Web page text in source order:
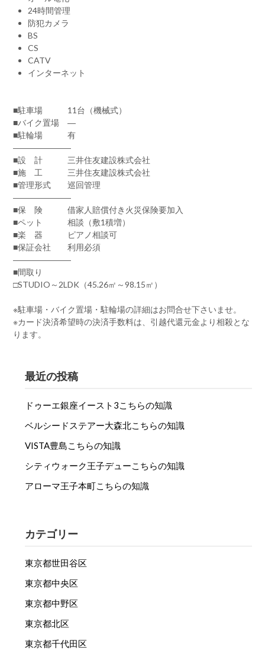
24時間管理
防犯カメラ
BS
CS
CATV
インターネット
■駐車場 11台（機械式）
■バイク置場 ―
■駐輪場 有
―――――――
■設 計 三井住友建設株式会社
■施 工 三井住友建設株式会社
■管理形式 巡回管理
―――――――
■保 険 借家人賠償付き火災保険要加入
■ペット 相談（敷1積増）
■楽 器 ピアノ相談可
■保証会社 利用必須
―――――――
■間取り
□STUDIO～2LDK（45.26㎡～98.15㎡）
※駐車場・バイク置場・駐輪場の詳細はお問合せ下さいませ。
※カード決済希望時の決済手数料は、引越代還元金より相殺とな
ります。
最近の投稿
ドゥーエ銀座イースト3こちらの知識
ベルシードステアー大森北こちらの知識
VISTA豊島こちらの知識
シティウォーク王子デューこちらの知識
アローマ王子本町こちらの知識
カテゴリー
東京都世田谷区
東京都中央区
東京都中野区
東京都北区
東京都千代田区